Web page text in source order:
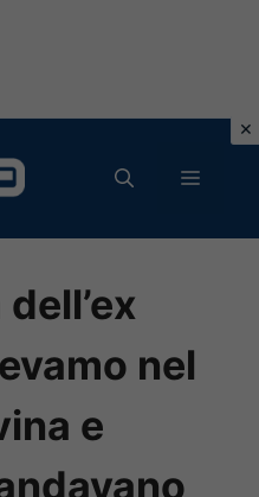
MENU
nel
e